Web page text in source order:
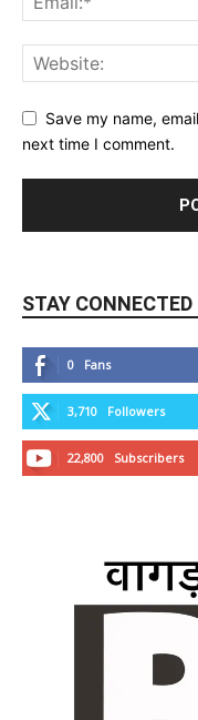
Save my name,
next time I comment.
STAY CONNECTED
0 Fans
3,710 Followers
22,800 Subscribers